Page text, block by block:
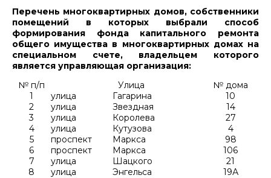
Перечень многоквартирных домов, собственники
помещений в которых выбрали способ
формирования фонда капитального ремонта
общего имущества в многоквартирных домах на
специальном счете, владельцем которого
является управляющая организация:
№ п/п
Улица
№ дома
1
улица Гагарина
10
2
улица Звездная
14
3
улица Королева
27
4
улица Кутузова
4
5
проспект Маркса
98
6
проспект Маркса
106
7
улица Шацкого
21
8
улица Энгельса 19А